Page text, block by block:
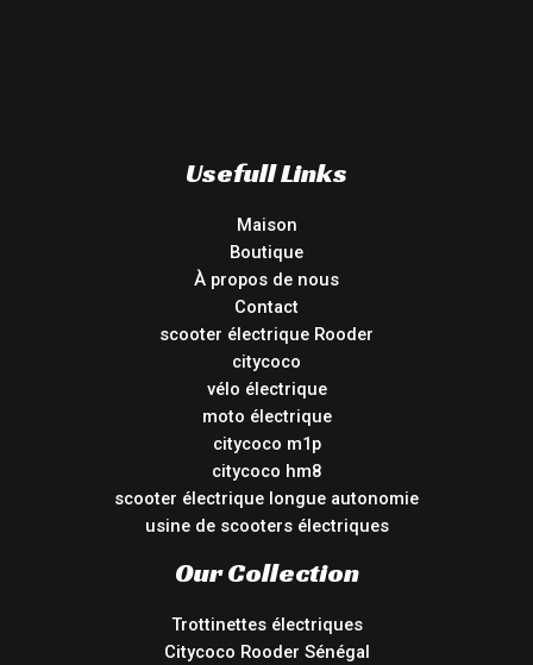
Usefull Links
Maison
Boutique
À propos de nous
Contact
scooter électrique Rooder
citycoco
vélo électrique
moto électrique
citycoco m1p
citycoco hm8
scooter électrique longue autonomie
usine de scooters électriques
Our Collection
Trottinettes électriques
Citycoco Rooder Sénégal